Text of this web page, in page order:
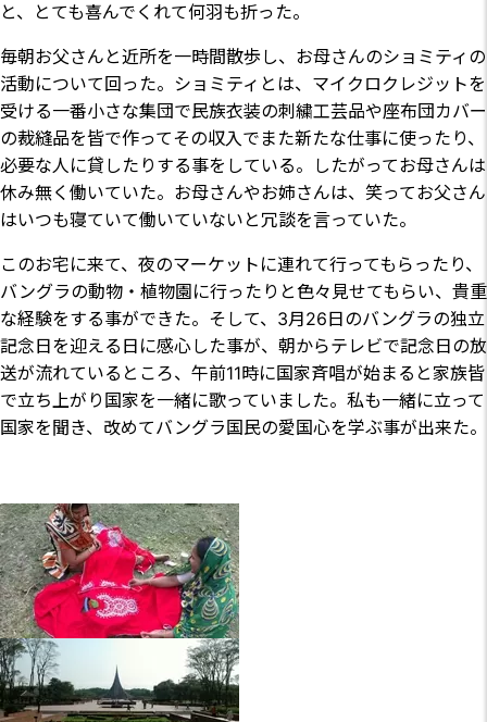
と、とても喜んでくれて何羽も折った。
毎朝お父さんと近所を一時間散歩し、お母さんのショミティの
活動について回った。ショミティとは、マイクロクレジットを
受ける一番小さな集団で民族衣装の刺繍工芸品や座布団カバー
の裁縫品を皆で作ってその収入でまた新たな仕事に使ったり、
必要な人に貸したりする事をしている。したがってお母さんは
休み無く働いていた。お母さんやお姉さんは、笑ってお父さん
はいつも寝ていて働いていないと冗談を言っていた。
このお宅に来て、夜のマーケットに連れて行ってもらったり、
バングラの動物・植物園に行ったりと色々見せてもらい、貴重
な経験をする事ができた。そして、3月26日のバングラの独立
記念日を迎える日に感心した事が、朝からテレビで記念日の放
送が流れているところ、午前11時に国家斉唱が始まると家族皆
で立ち上がり国家を一緒に歌っていました。私も一緒に立って
国家を聞き、改めてバングラ国民の愛国心を学ぶ事が出来た。